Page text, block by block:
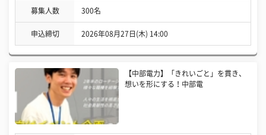
募集人数 300名
申込締切 2026年08月27日(木) 14:00
【中部電力】「きれいごと」を貫き、
想いを形にする！中部電